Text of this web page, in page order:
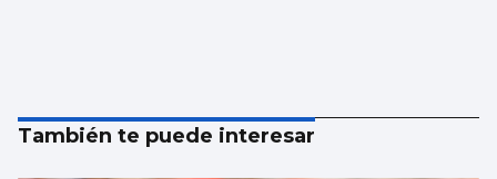
También te puede interesar